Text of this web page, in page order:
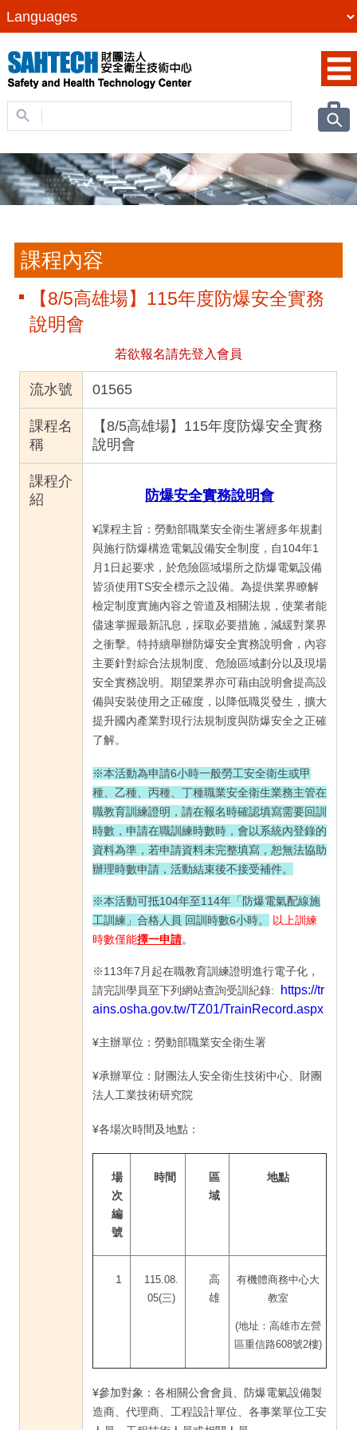
課程內容
【8/5高雄場】115年度防爆安全實務
說明會
若欲報名請先登入會員
流水號 01565
課程名
稱
【8/5高雄場】115年度防爆安全實務
說明會
課程介
紹
防爆安全實務說明會
¥課程主旨：勞動部職業安全衛生署經多年規劃
與施行防爆構造電氣設備安全制度，自104年1
月1日起要求，於危險區域場所之防爆電氣設備
皆須使用TS安全標示之設備。為提供業界瞭解
檢定制度實施內容之管道及相關法規，使業者能
儘速掌握最新訊息，採取必要措施，減緩對業界
之衝擊。特持續舉辦防爆安全實務說明會，內容
主要針對綜合法規制度、危險區域劃分以及現場
安全實務說明。期望業界亦可藉由說明會提高設
備與安裝使用之正確度，以降低職災發生，擴大
提升國內產業對現行法規制度與防爆安全之正確
了解。
※本活動為申請6小時一般勞工安全衛生或甲
種、乙種、丙種、丁種職業安全衛生業務主管在
職教育訓練證明，請在報名時確認填寫需要回訓
時數，申請在職訓練時數時，會以系統內登錄的
資料為準，若申請資料未完整填寫，恕無法協助
辦理時數申請，活動結束後不接受補件。
※本活動可抵104年至114年「防爆電氣配線施
工訓練」合格人員 回訓時數6小時。
以上訓練
時數僅能擇一申請。
※113年7月起在職教育訓練證明進行電子化，
請完訓學員至下列網站查詢受訓紀錄:
https://tr
ains.osha.gov.tw/TZ01/TrainRecord.aspx
¥主辦單位：勞動部職業安全衛生署
¥承辦單位：財團法人安全衛生技術中心、財團
法人工業技術研究院
¥各場次時間及地點：
場
次
編
號
時間
區
域
地點
1
115.08.
05(三)
高
雄
有機體商務中心大
教室
(地址：高雄市左營
區重信路608號2樓)
¥參加對象：各相關公會會員、防爆電氣設備製
造商、代理商、工程設計單位、各事業單位工安